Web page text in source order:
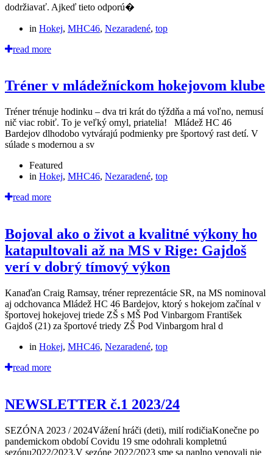
dodržiavať. Ajkeď tieto odporú�
in Hokej, MHC46, Nezaradené, top
read more
Tréner v mládežníckom hokejovom klube
Tréner trénuje hodinku – dva tri krát do týždňa a má voľno, nemusí
nič viac robiť. To je veľký omyl, priatelia! Mládež HC 46
Bardejov dlhodobo vytvárajú podmienky pre športový rast detí. V
súlade s modernou a sv
Featured
in Hokej, MHC46, Nezaradené, top
read more
Bojoval ako o život a kvalitné výkony ho
katapultovali až na MS v Rige: Gajdoš
verí v dobrý tímový výkon
Kanaďan Craig Ramsay, tréner reprezentácie SR, na MS nominoval
aj odchovanca Mládež HC 46 Bardejov, ktorý s hokejom začínal v
športovej hokejovej triede ZŠ s MŠ Pod Vinbargom František
Gajdoš (21) za športové triedy ZŠ Pod Vinbargom hral d
in Hokej, MHC46, Nezaradené, top
read more
NEWSLETTER č.1 2023/24
SEZÓNA 2023 / 2024Vážení hráči (deti), milí rodičiaKonečne po
pandemickom období Covidu 19 sme odohrali kompletnú
sezónu2022/2023.V sezóne 2022/2023 sme sa naplno venovali nie